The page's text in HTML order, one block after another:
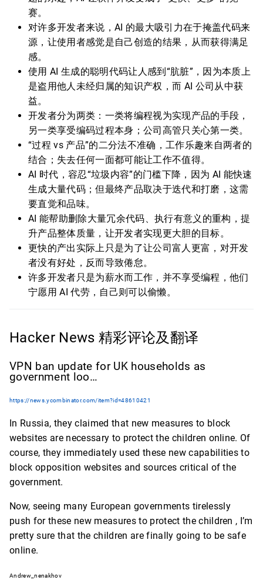
赛。
对许多开发者来说，AI 的最大吸引力在于掩盖代码来
源，让使用者感觉是自己创造的结果，从而获得满足
感。
使用 AI 生成的聪明代码让人感到“肮脏”，因为本质上
是盗用他人未经归属的知识产权，而 AI 公司从中获
益。
开发者分为两类：一类将编程视为实现产品的手段，
另一类享受编码过程本身；公司高管只关心第一类。
“过程 vs 产品”的二分法不准确，工作乐趣来自两者的
结合；失去任何一面都可能让工作不值得。
AI 时代，容忍“垃圾内容”的门槛下降，因为 AI 能快速
生成大量代码；但最终产品取决于迭代和打磨，这需
要直觉和品味。
AI 能帮助删除大量冗余代码、执行有意义的重构，提
升产品整体质量，让开发者实现更大胆的目标。
更快的产出实际上只是为了让公司富人更富，对开发
者没有好处，反而导致倦怠。
许多开发者只是为薪水而工作，并不享受编程，他们
宁愿用 AI 代劳，自己则可以偷懒。
Hacker News 精彩评论及翻译
VPN ban update for UK households as
government loo…
https://news.ycombinator.com/item?id=48610421
In Russia, they claimed that new measures to block
websites are necessary to protect the children online. Of
course, they immediately used these new capabilities to
block opposition websites and sources critical of the
government.
Now, seeing many European governments tirelessly
push for these new measures to protect the children , I’m
pretty sure that the children are finally going to be safe
online.
Andrew_nenakhov